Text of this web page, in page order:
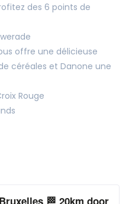
des 6 points de
offre une délicieuse
céréales et Danone une
Rouge